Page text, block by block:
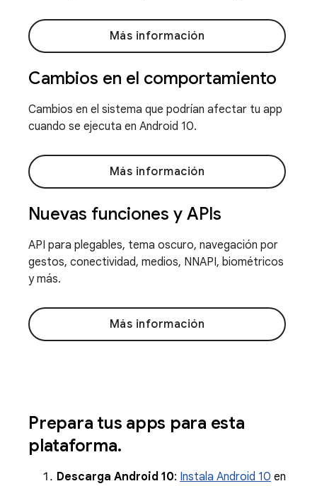
Más información
Cambios en el comportamiento
Cambios en el sistema que podrían afectar tu app
cuando se ejecuta en Android 10.
Más información
Nuevas funciones y APIs
API para plegables, tema oscuro, navegación por
gestos, conectividad, medios, NNAPI, biométricos
y más.
Más información
Prepara tus apps para esta
plataforma.
Descarga Android 10: Instala Android 10 en